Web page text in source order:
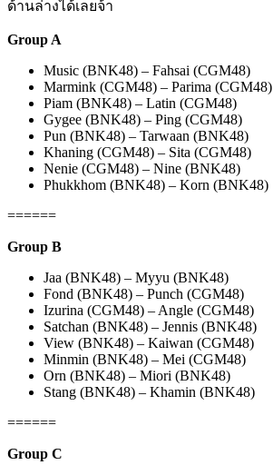
ด้านล่างได้เลยจ้า
Group A
Music (BNK48) – Fahsai (CGM48)
Marmink (CGM48) – Parima (CGM48)
Piam (BNK48) – Latin (CGM48)
Gygee (BNK48) – Ping (CGM48)
Pun (BNK48) – Tarwaan (BNK48)
Khaning (CGM48) – Sita (CGM48)
Nenie (CGM48) – Nine (BNK48)
Phukkhom (BNK48) – Korn (BNK48)
======
Group B
Jaa (BNK48) – Myyu (BNK48)
Fond (BNK48) – Punch (CGM48)
Izurina (CGM48) – Angle (CGM48)
Satchan (BNK48) – Jennis (BNK48)
View (BNK48) – Kaiwan (CGM48)
Minmin (BNK48) – Mei (CGM48)
Orn (BNK48) – Miori (BNK48)
Stang (BNK48) – Khamin (BNK48)
======
Group C